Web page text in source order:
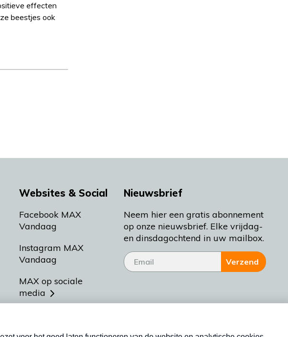
effecten
beestjes ook
Websites & Social
Facebook MAX
Vandaag
Instagram MAX
Vandaag
MAX op sociale
media
Nieuwsbrief
Neem hier een gratis abonnement
op onze nieuwsbrief. Elke vrijdag-
en dinsdagochtend in uw mailbox.
Verzend